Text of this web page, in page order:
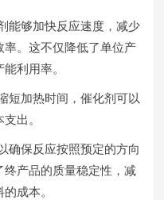
能够加快反应速度，减少
。这不仅降低了单位产
利用率。
短加热时间，催化剂可以
出。
确保反应按照预定的方向
产品的质量稳定性，减
成本。